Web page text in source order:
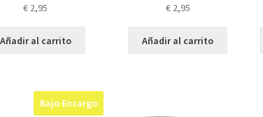
€ 2,95
Añadir al carrito
€2,95
Añadir al carrito
Bajo Encargo